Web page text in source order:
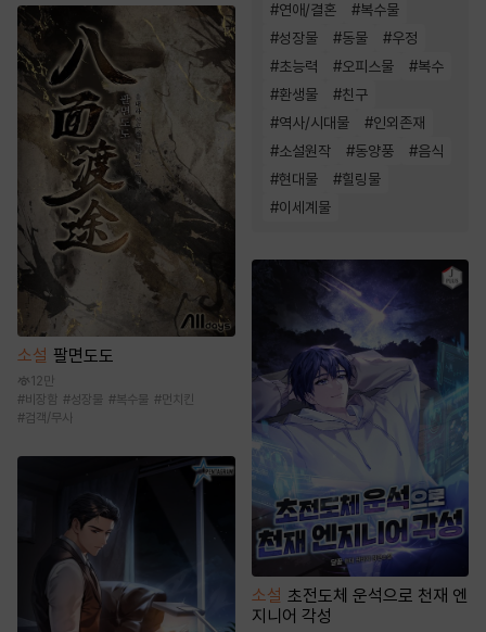
소설 팔면도도
12만
#비장함 #성장물 #복수물 #먼치킨
#검객/무사
#연애/결혼 #복수물
#성장물 #동물 #우정
#초능력 #오피스물 #복수
#환생물 #친구
#역사/시대물 #인외존재
#소설원작 #동양풍 #음식
#현대물 #힐링물
#이세계물
소설 초전도체 운석으로 천재 엔
지니어 각성